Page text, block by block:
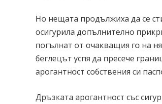
Но нещата продължиха да се
осигурила допълнително
погълнат от очакващия го на
беглецът успя да пресече
арогантност собствения си
Дръзката арогантност със